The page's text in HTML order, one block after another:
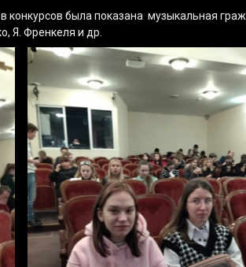
конкурсов была показана музыкальная
Я. Френкеля и др.